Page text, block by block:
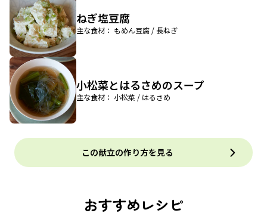
ねぎ塩豆腐
主な食材： もめん豆腐 / 長ねぎ
小松菜とはるさめのスープ
主な食材： 小松菜 / はるさめ
この献立の作り方を見る
おすすめレシピ